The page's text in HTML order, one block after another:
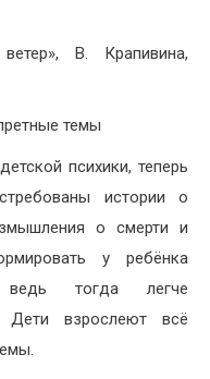
В. Крапивина,
темы
психики, теперь
истории о
о смерти и
у ребёнка
ведь тогда легче
Дети взрослеют всё